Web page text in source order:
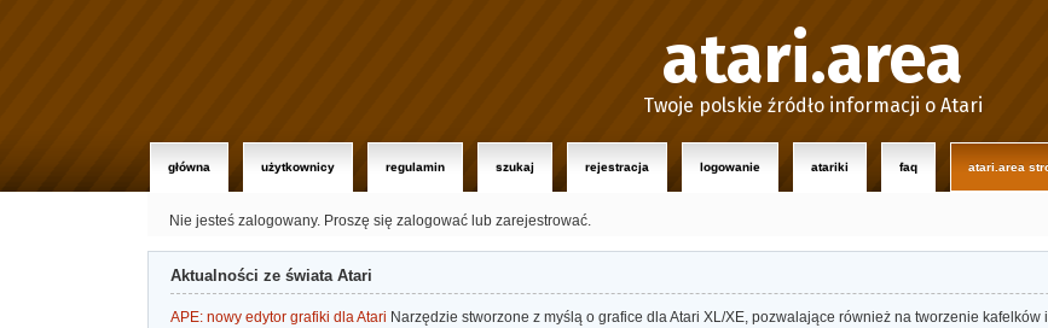
atari.area
Twoje polskie źródło informacji o Atari
główna użytkownicy regulamin szukaj rejestracja logowanie atariki faq atari.area
Nie jesteś zalogowany. Proszę się zalogować lub zarejestrować.
Aktualności ze świata Atari
APE: nowy edytor grafiki dla Atari Narzędzie stworzone z myślą o grafice dla Atari XL/XE, pozwalające również na tworzenie kafelków